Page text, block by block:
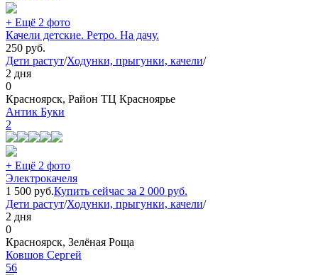
+ Ещё 2 фото
Качели детские. Ретро. На дачу.
250 руб.
Дети растут/Ходунки, прыгунки, качели/
2 дня
0
Красноярск, Район ТЦ Красноярье
Антик Буки
2
+ Ещё 2 фото
Электрокачеля
1 500 руб.Купить сейчас за 2 000 руб.
Дети растут/Ходунки, прыгунки, качели/
2 дня
0
Красноярск, Зелёная Роща
Ковшов Сергей
56